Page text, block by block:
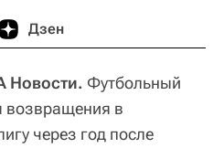
Дзен
Новости. Футбольный
возвращения в
через год после